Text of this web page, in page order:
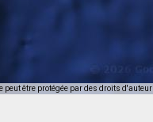
peut être protégée par des droits d'auteur